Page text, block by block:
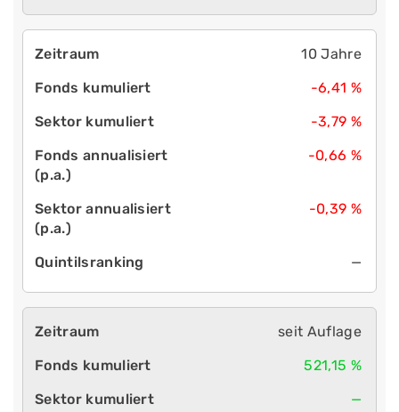
10 Jahre
-6,41 %
-3,79 %
-0,66 %
-0,39 %
—
seit Auflage
521,15 %
—